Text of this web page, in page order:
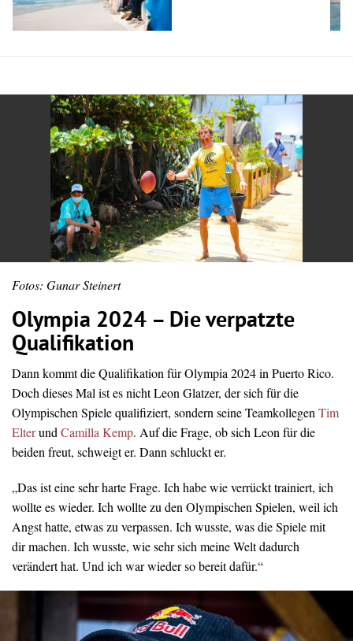
Fotos: Gunar Steinert
Olympia 2024 – Die verpatzte
Qualifikation
Dann kommt die Qualifikation für Olympia 2024 in Puerto Rico.
Doch dieses Mal ist es nicht Leon Glatzer, der sich für die
Olympischen Spiele qualifiziert, sondern seine TeamkollegenTim
ElterundCamilla Kemp. Auf die Frage, ob sich Leon für die
beiden freut, schweigt er. Dann schluckt er.
„Das ist eine sehr harte Frage. Ich habe wie verrückt trainiert, ich
wollte es wieder. Ich wollte zu den Olympischen Spielen, weil ich
Angst hatte, etwas zu verpassen. Ich wusste, was die Spiele mit
dir machen. Ich wusste, wie sehr sich meine Welt dadurch
verändert hat. Und ich war wieder so bereit dafür.“